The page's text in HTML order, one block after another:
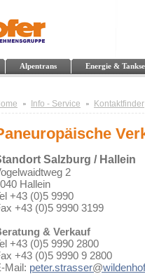
Alpentrans Energie &
Info - Service Kontaktfinder
Salzburg / Hallein
2
Hallein
+43 (0)5 9990
+43 (0)5 9990 3199
& Verkauf
+43 (0)5 9990 2800
+43 (0)5 9990 9 2800
Mail: peter.strasser@